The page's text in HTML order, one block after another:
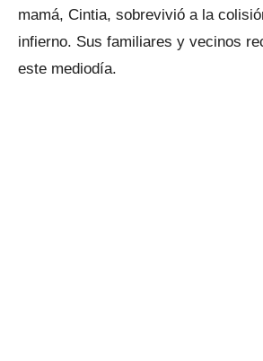
mamá, Cintia, sobrevivió a la
infierno. Sus familiares y vecinos
este mediodía.